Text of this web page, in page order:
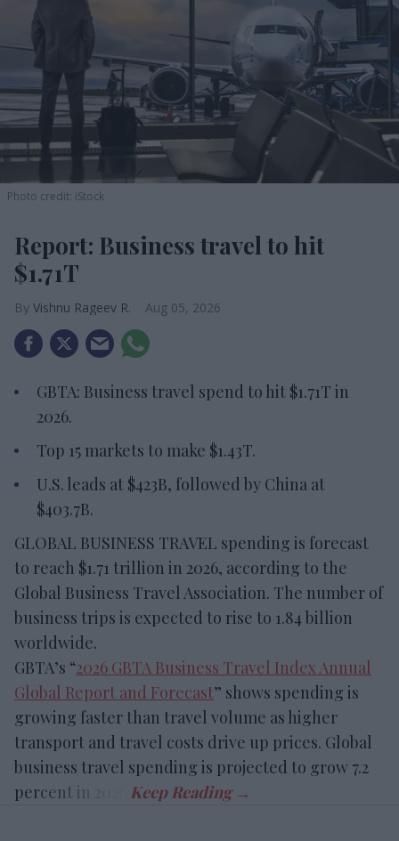
Photo credit: iStock
Report: Business travel to hit
$1.71T
Vishnu Rageev R. Aug 05, 2026
GBTA: Business travel spend to hit $1.71T in
2026.
Top 15 markets to make $1.43T.
U.S. leads at $423B, followed by China at
$403.7B.
GLOBAL BUSINESS TRAVEL spending is forecast
to reach $1.71 trillion in 2026, according to the
Global Business Travel Association. The number of
business trips is expected to rise to 1.84 billion
worldwide.
GBTA’s “2026 GBTA Business Travel Index Annual
Global Report and Forecast” shows spending is
growing faster than travel volume as higher
transport and travel costs drive up prices. Global
business travel spending is projected to grow 7.2
percent in 2026.